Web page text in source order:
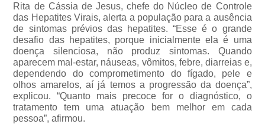
Rita de Cássia de Jesus, chefe do Núcleo de Controle
das Hepatites Virais, alerta a população para a ausência
de sintomas prévios das hepatites. “Esse é o grande
desafio das hepatites, porque inicialmente ela é uma
doença silenciosa, não produz sintomas. Quando
aparecem mal-estar, náuseas, vômitos, febre, diarreias e,
dependendo do comprometimento do fígado, pele e
olhos amarelos, aí já temos a progressão da doença”,
explicou. “Quanto mais precoce for o diagnóstico, o
tratamento tem uma atuação bem melhor em cada
pessoa”, afirmou.